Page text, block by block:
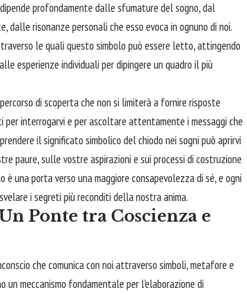
profondamente dalle sfumature del sogno, dal
dalle risonanze personali che esso evoca in ognuno di noi.
le quali questo simbolo può essere letto, attingendo
esperienze individuali per dipingere un quadro il più
di scoperta che non si limiterà a fornire risposte
interrogarvi e per ascoltare attentamente i messaggi che
il significato simbolico del chiodo nei sogni può aprirvi
paure, sulle vostre aspirazioni e sui processi di costruzione
è una porta verso una maggiore consapevolezza di sé, e ogni
i segreti più reconditi della nostra anima.
Ponte tra Coscienza e
che comunica con noi attraverso simboli, metafore e
un meccanismo fondamentale per l'elaborazione di